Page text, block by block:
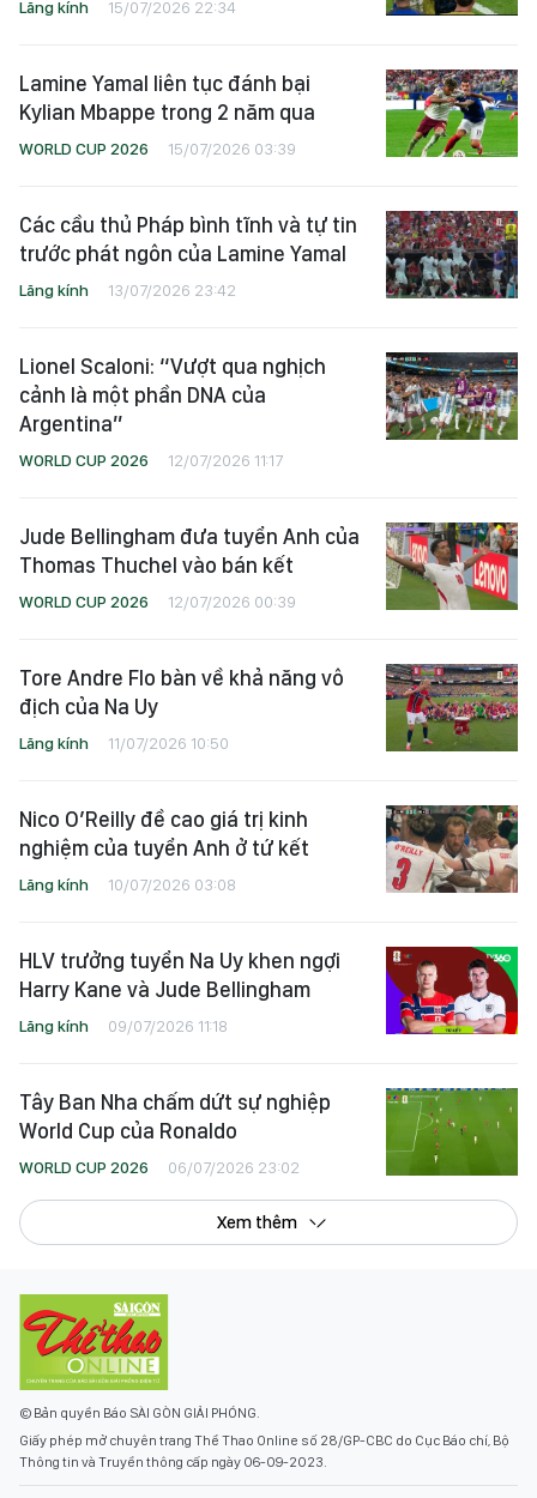
Lăng kính 15/07/2026 22:34
Lamine Yamal liên tục đánh bại
Kylian Mbappe trong 2 năm qua
WORLD CUP 2026 15/07/2026 03:39
Các cầu thủ Pháp bình tĩnh và tự tin
trước phát ngôn của Lamine Yamal
Lăng kính 13/07/2026 23:42
Lionel Scaloni: “Vượt qua nghịch
cảnh là một phần DNA của
Argentina”
WORLD CUP 2026 12/07/2026 11:17
Jude Bellingham đưa tuyển Anh của
Thomas Thuchel vào bán kết
WORLD CUP 2026 12/07/2026 00:39
Tore Andre Flo bàn về khả năng vô
địch của Na Uy
Lăng kính 11/07/2026 10:50
Nico O’Reilly đề cao giá trị kinh
nghiệm của tuyển Anh ở tứ kết
Lăng kính 10/07/2026 03:08
HLV trưởng tuyển Na Uy khen ngợi
Harry Kane và Jude Bellingham
Lăng kính 09/07/2026 11:18
Tây Ban Nha chấm dứt sự nghiệp
World Cup của Ronaldo
WORLD CUP 2026 06/07/2026 23:02
Xem thêm
© Bản quyền Báo SÀI GÒN GIẢI PHÓNG.
Giấy phép mở chuyên trang Thể Thao Online số 28/GP-CBC do Cục Báo chí, Bộ
Thông tin và Truyền thông cấp ngày 06-09-2023.